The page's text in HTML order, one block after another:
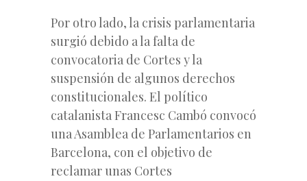
Por otro lado, la crisis parlamentaria
surgió debido a la falta de
convocatoria de Cortes y la
suspensión de algunos derechos
constitucionales. El político
catalanista Francesc Cambó convocó
una Asamblea de Parlamentarios en
Barcelona, con el objetivo de
reclamar unas Cortes